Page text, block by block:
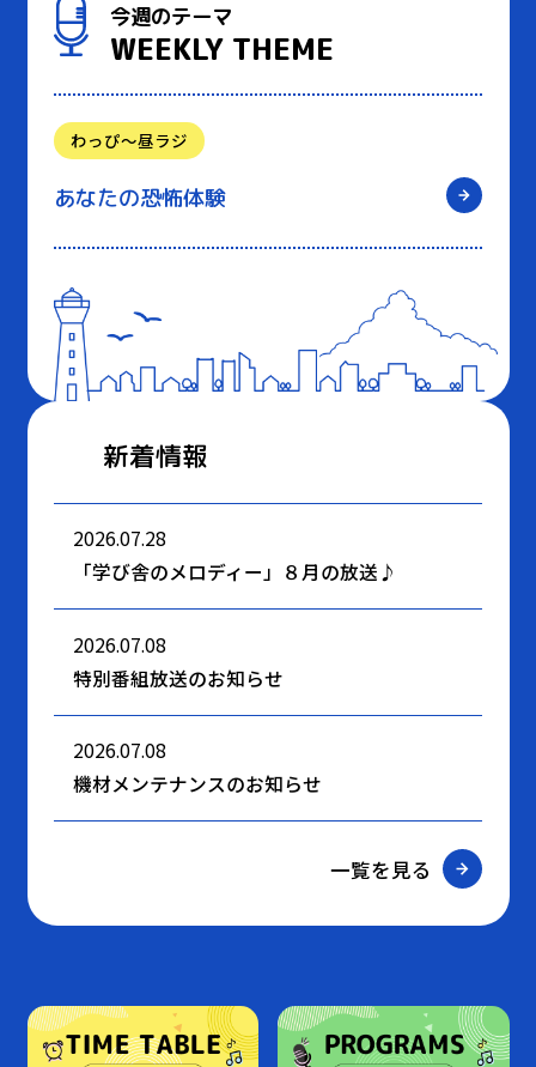
新着情報
2026.07.28
「学び舎のメロディー」８月の放送♪
2026.07.08
特別番組放送のお知らせ
2026.07.08
機材メンテナンスのお知らせ
一覧を見る
今週のテーマ
WEEKLY THEME
わっぴ～昼ラジ
あなたの恐怖体験